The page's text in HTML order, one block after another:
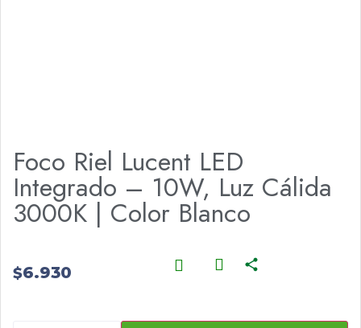
Foco Riel Lucent LED
Integrado – 10W, Luz Cálida
3000K | Color Blanco
$6.930